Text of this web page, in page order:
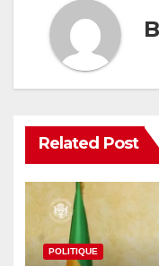
Related Post
POLITIQUE